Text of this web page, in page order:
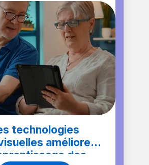
technologies
améliorent
des